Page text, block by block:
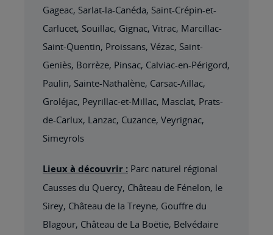
Gageac, Sarlat-la-Canéda, Saint-Crépin-et-
Carlucet, Souillac, Gignac, Vitrac, Marcillac-
Saint-Quentin, Proissans, Vézac, Saint-
Geniès, Borrèze, Pinsac, Calviac-en-Périgord,
Paulin, Sainte-Nathalène, Carsac-Aillac,
Groléjac, Peyrillac-et-Millac, Masclat, Prats-
de-Carlux, Lanzac, Cuzance, Veyrignac,
Simeyrols
Lieux à découvrir : Parc naturel régional
Causses du Quercy, Château de Fénelon, le
Sirey, Château de la Treyne, Gouffre du
Blagour, Château de La Boëtie, Belvédaire